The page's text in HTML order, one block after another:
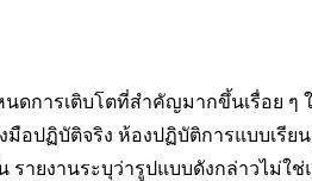
การเติบโตที่สำคัญมากขึ้นเรื่อย ๆ
ปฏิบัติจริง ห้องปฏิบัติการแบบเรีย
ายงานระบุว่ารูปแบบดังกล่าวไม่ใ